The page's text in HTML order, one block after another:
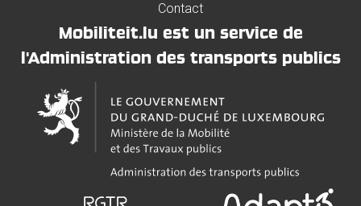
Contact
Mobiliteit.lu est un service de
l'Administration des transports publics